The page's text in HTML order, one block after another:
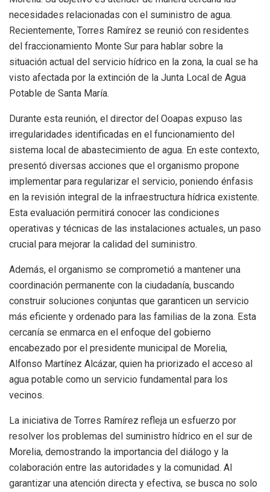
necesidades relacionadas con el suministro de agua.
Recientemente, Torres Ramírez se reunió con residentes
del fraccionamiento Monte Sur para hablar sobre la
situación actual del servicio hídrico en la zona, la cual se ha
visto afectada por la extinción de la Junta Local de Agua
Potable de Santa María.
Durante esta reunión, el director del Ooapas expuso las
irregularidades identificadas en el funcionamiento del
sistema local de abastecimiento de agua. En este contexto,
presentó diversas acciones que el organismo propone
implementar para regularizar el servicio, poniendo énfasis
en la revisión integral de la infraestructura hídrica existente.
Esta evaluación permitirá conocer las condiciones
operativas y técnicas de las instalaciones actuales, un paso
crucial para mejorar la calidad del suministro.
Además, el organismo se comprometió a mantener una
coordinación permanente con la ciudadanía, buscando
construir soluciones conjuntas que garanticen un servicio
más eficiente y ordenado para las familias de la zona. Esta
cercanía se enmarca en el enfoque del gobierno
encabezado por el presidente municipal de Morelia,
Alfonso Martínez Alcázar, quien ha priorizado el acceso al
agua potable como un servicio fundamental para los
vecinos.
La iniciativa de Torres Ramírez refleja un esfuerzo por
resolver los problemas del suministro hídrico en el sur de
Morelia, demostrando la importancia del diálogo y la
colaboración entre las autoridades y la comunidad. Al
garantizar una atención directa y efectiva, se busca no solo